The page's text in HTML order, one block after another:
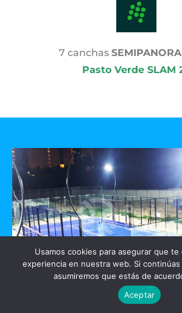
7 canchas
Pasto Verde SLAM
Usamos cookies para asegurar que te
experiencia en nuestra web. Si
asumiremos que estás de
Aceptar